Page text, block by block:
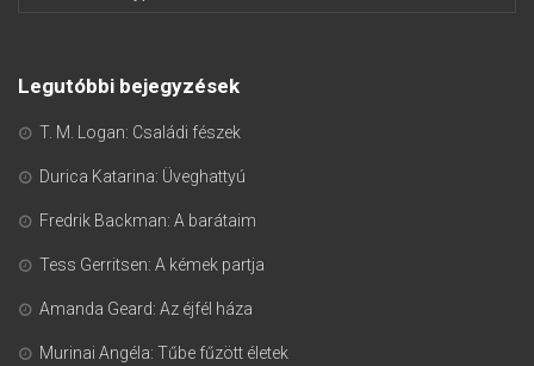
Legutóbbi bejegyzések
T. M. Logan: Családi fészek
Durica Katarina: Üveghattyú
Fredrik Backman: A barátaim
Tess Gerritsen: A kémek partja
Amanda Geard: Az éjfél háza
Murinai Angéla: Tűbe fűzött életek